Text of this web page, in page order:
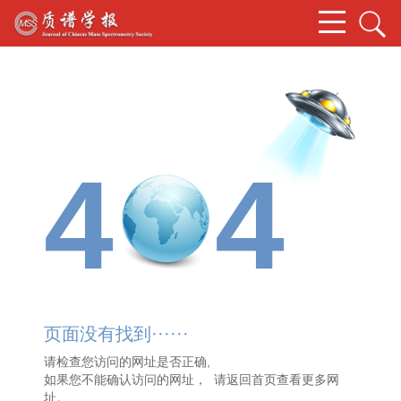
4 4
页面没有找到······
请检查您访问的网址是否正确,
如果您不能确认访问的网址， 请返回首页查看更多网
址。